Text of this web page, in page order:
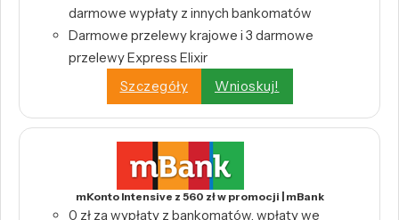
darmowe wypłaty z innych bankomatów
Darmowe przelewy krajowe i 3 darmowe
przelewy Express Elixir
Szczegóły
Wnioskuj!
mKonto Intensive z 560 zł w promocji | mBank
0 zł za wypłaty z bankomatów, wpłaty we